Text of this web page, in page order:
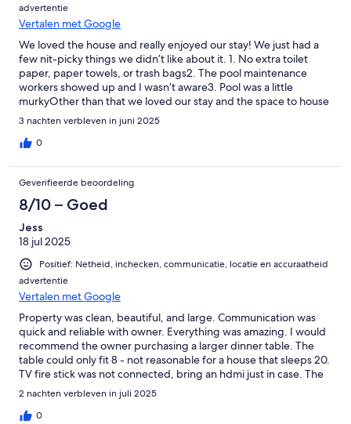
advertentie
Vertalen met Google
We loved the house and really enjoyed our stay! We just had a
few nit-picky things we didn’t like about it. 1. No extra toilet
paper, paper towels, or trash bags2. The pool maintenance
workers showed up and I wasn’t aware3. Pool was a little
murkyOther than that we loved our stay and the space to house
20 people!
3 nachten verbleven in juni 2025
0
Geverifieerde beoordeling
8/10 – Goed
Jess
18 jul 2025
Positief: Netheid, inchecken, communicatie, locatie en accuraatheid
advertentie
Vertalen met Google
Property was clean, beautiful, and large. Communication was
quick and reliable with owner. Everything was amazing. I would
recommend the owner purchasing a larger dinner table. The
table could only fit 8 - not reasonable for a house that sleeps 20.
TV fire stick was not connected, bring an hdmi just in case. The
kitchen is fully stocked with cookware and utensils. I would
suggest more than 1 roll of toilet paper in bathrooms, again we
visited with 20 people so we were out of TP on our last day.
2 nachten verbleven in juli 2025
0